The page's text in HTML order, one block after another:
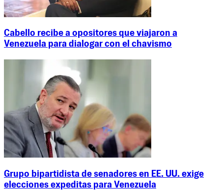
Cabello recibe a opositores que viajaron a
Venezuela para dialogar con el chavismo
Grupo bipartidista de senadores en EE. UU. exige
elecciones expeditas para Venezuela